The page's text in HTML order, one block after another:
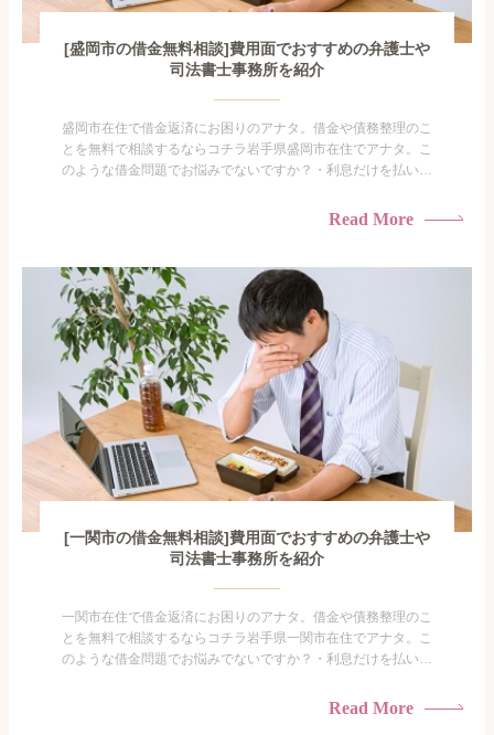
[盛岡市の借金無料相談]費用面でおすすめの弁護士や
司法書士事務所を紹介
盛岡市在住で借金返済にお困りのアナタ。借金や債務整理のこ
とを無料で相談するならコチラ岩手県盛岡市在住でアナタ。こ
のような借金問題でお悩みでないですか？・利息だけを払い続
られたくない・借金の催促、取り立てで憂鬱になる。・闇金に
がありま...
Read More
[一関市の借金無料相談]費用面でおすすめの弁護士や
司法書士事務所を紹介
一関市在住で借金返済にお困りのアナタ。借金や債務整理のこ
とを無料で相談するならコチラ岩手県一関市在住でアナタ。こ
のような借金問題でお悩みでないですか？・利息だけを払い続
られたくない・借金の催促、取り立てで憂鬱になる。・闇金に
Read More